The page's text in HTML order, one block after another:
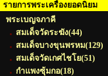
รายการพระเครื่องยอดนิยม
พระเบญจภาคี
สมเด็จวัดระฆัง(44)
สมเด็จบางขุนพรหม(129)
สมเด็จวัดเกศไชโย(51)
กำแพงซุ้มกอ(18)